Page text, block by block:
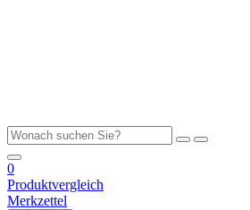
0
Produktvergleich
Merkzettel